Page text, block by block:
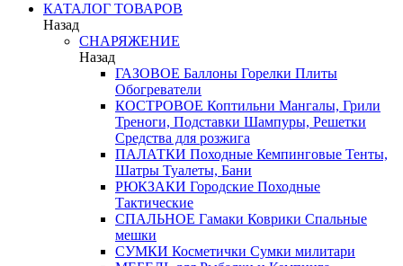
КАТАЛОГ ТОВАРОВ
Назад
СНАРЯЖЕНИЕ
Назад
ГАЗОВОЕ Баллоны Горелки Плиты
Обогреватели
КОСТРОВОЕ Коптильни Мангалы, Грили
Треноги, Подставки Шампуры, Решетки
Средства для розжига
ПАЛАТКИ Походные Кемпинговые Тенты,
Шатры Туалеты, Бани
РЮКЗАКИ Городские Походные
Тактические
СПАЛЬНОЕ Гамаки Коврики Спальные
мешки
СУМКИ Косметички Сумки милитари